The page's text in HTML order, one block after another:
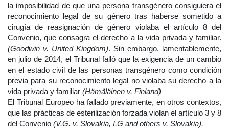
la imposibilidad de que una persona transgénero consiguiera el
reconocimiento legal de su género tras haberse sometido a
cirugía de reasignación de género violaba el artículo 8 del
Convenio, que consagra el derecho a la vida privada y familiar.
(Goodwin v. United Kingdom). Sin embargo, lamentablemente,
en julio de 2014, el Tribunal falló que la exigencia de un cambio
en el estado civil de las personas transgénero como condición
previa para su reconocimiento legal no violaba su derecho a la
vida privada y familiar (Hämäläinen v. Finland)
El Tribunal Europeo ha fallado previamente, en otros contextos,
que las prácticas de esterilización forzada violan el artículo 3 y 8
del Convenio (V.G. v. Slovakia, I.G and others v. Slovakia).